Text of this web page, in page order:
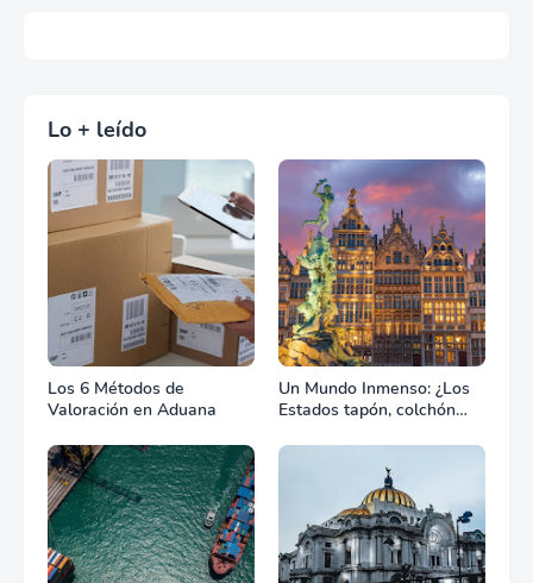
Lo + leído
Los 6 Métodos de
Valoración en Aduana
Un Mundo Inmenso: ¿Los
Estados tapón, colchón
combate?